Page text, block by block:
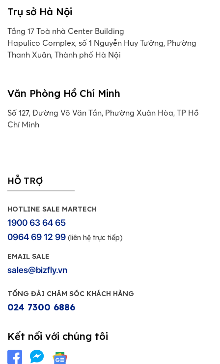
Trụ sở Hà Nội
Tầng 17 Toà nhà Center Building
Hapulico Complex, số 1 Nguyễn Huy Tưởng, Phường
Thanh Xuân, Thành phố Hà Nội
Văn Phòng Hồ Chí Minh
Số 127, Đường Võ Văn Tần, Phường Xuân Hòa, TP Hồ
Chí Minh
HỖ TRỢ
HOTLINE SALE MARTECH
1900 63 64 65
0964 69 12 99 (liên hệ trực tiếp)
EMAIL SALE
sales@bizfly.vn
TỔNG ĐÀI CHĂM SÓC KHÁCH HÀNG
024 7300 6886
Kết nối với chúng tôi